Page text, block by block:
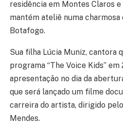
residência em Montes Claros e
mantém ateliê numa charmosa
Botafogo.
Sua filha Lúcia Muniz, cantora
programa “The Voice Kids” em
apresentação no dia da
que será lançado um filme
carreira do artista, dirigido
Mendes.